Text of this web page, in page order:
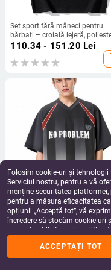
Set sport fără mâneci pentru
bărbați – croială lejeră,
tricou fără mâneci și șorturi
110.34 - 151.20 Lei
Tricou bărbați în stil stradă cu
imprimare digitală, 100%
model cu dungi, croială lejeră,
rotund, mâneci scurte, vara
165.06Lei
Folosim cookie-uri și
Serviciul nostru, pentru a vă
menține securitatea
pentru a măsura eficacitatea
opțiunii „Acceptă tot”, vă
încredere să stocăm cookie-
scopuri publicitare și analitice.
făcând clic pe „Gestionează
rugăm să consultațiPolitica
ACCEPTAȚI TOT